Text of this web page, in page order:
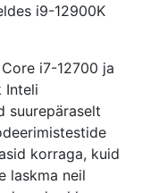
i9-12900K
i7-12700 ja
Inteli
suurepäraselt
korraga, kuid
laskma neil